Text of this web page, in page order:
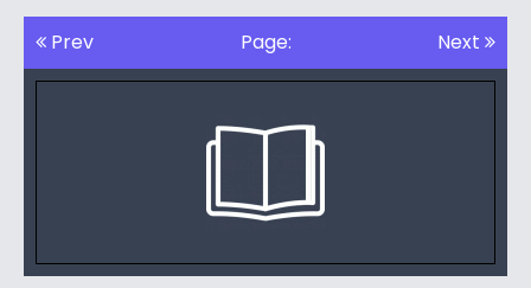
Prev Page: Next